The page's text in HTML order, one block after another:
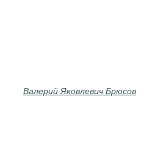
Валерий Яковлевич Брюсов